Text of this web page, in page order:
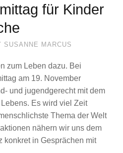
für Kinder
SUSANNE MARCUS
zum Leben dazu. Bei
am 19. November
und jugendgerecht mit dem
Es wird viel Zeit
Thema der Welt
nähern wir uns dem
konkret in Gesprächen mit